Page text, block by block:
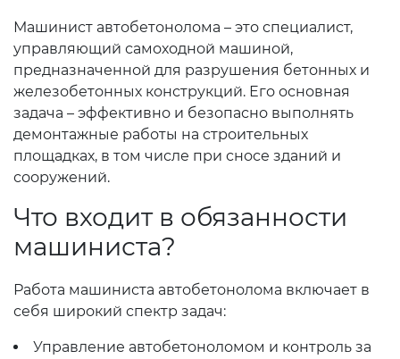
Машинист автобетонолома – это специалист,
управляющий самоходной машиной,
предназначенной для разрушения бетонных и
железобетонных конструкций. Его основная
задача – эффективно и безопасно выполнять
демонтажные работы на строительных
площадках, в том числе при сносе зданий и
сооружений.
Что входит в обязанности
машиниста?
Работа машиниста автобетонолома включает в
себя широкий спектр задач:
Управление автобетоноломом и контроль за